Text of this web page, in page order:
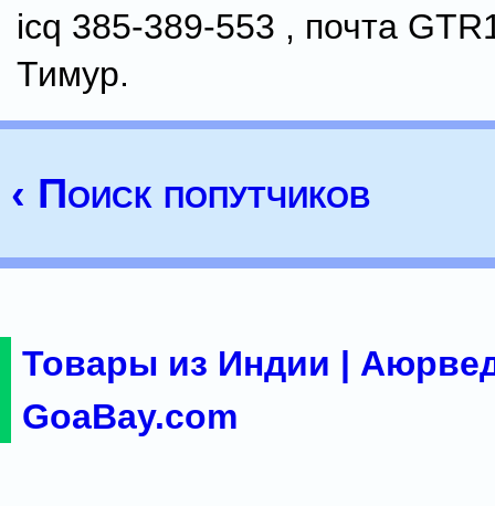
icq 385-389-553 , почта
Тимур.
‹ Поиск попутчиков
Товары из Индии |
GoaBay.com